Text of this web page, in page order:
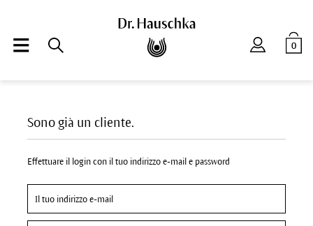
0
Sono già un cliente.
Effettuare il login con il tuo indirizzo e-mail e password